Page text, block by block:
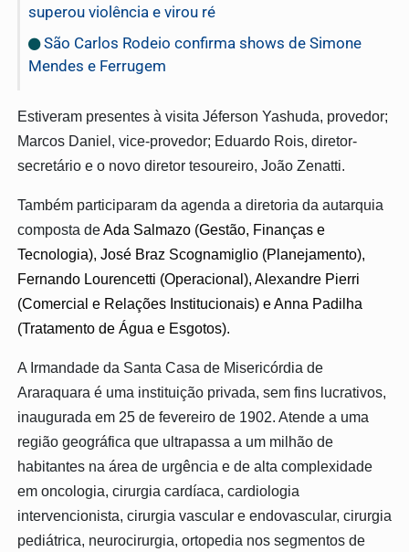
superou violência e virou ré
São Carlos Rodeio confirma shows de Simone
Mendes e Ferrugem
Estiveram presentes à visita Jéferson Yashuda, provedor;
Marcos Daniel, vice-provedor; Eduardo Rois, diretor-
secretário e o novo diretor tesoureiro, João Zenatti.
Também participaram da agenda a diretoria da autarquia
composta deAda Salmazo (Gestão, Finanças e
Tecnologia), José Braz Scognamiglio (Planejamento),
Fernando Lourencetti (Operacional), Alexandre Pierri
(Comercial e Relações Institucionais) e Anna Padilha
(Tratamento de Água e Esgotos).
A Irmandade da Santa Casa de Misericórdia de
Araraquara é uma instituição privada, sem fins lucrativos,
inaugurada em 25 de fevereiro de 1902. Atende a uma
região geográfica que ultrapassa a um milhão de
habitantes na área de urgência e de alta complexidade
em oncologia, cirurgia cardíaca, cardiologia
intervencionista, cirurgia vascular e endovascular, cirurgia
pediátrica, neurocirurgia, ortopedia nos segmentos de